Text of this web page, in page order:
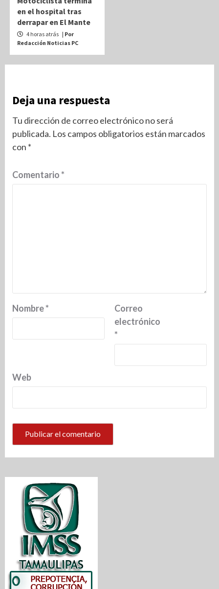
en el hospital tras
derrapar en El Mante
4 horas atrás | Por
Redacción Noticias PC
Deja una respuesta
Tu dirección de correo electrónico no será
publicada. Los campos obligatorios están marcados
con *
Comentario*
Nombre*
Correo
electrónico
*
Web